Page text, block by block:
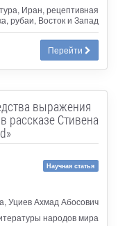
Иран, рецептивная
рубаи, Восток и Запад
Перейти
выражения
рассказе Стивена
Научная статья
Уциев Ахмад Абосович
народов мира